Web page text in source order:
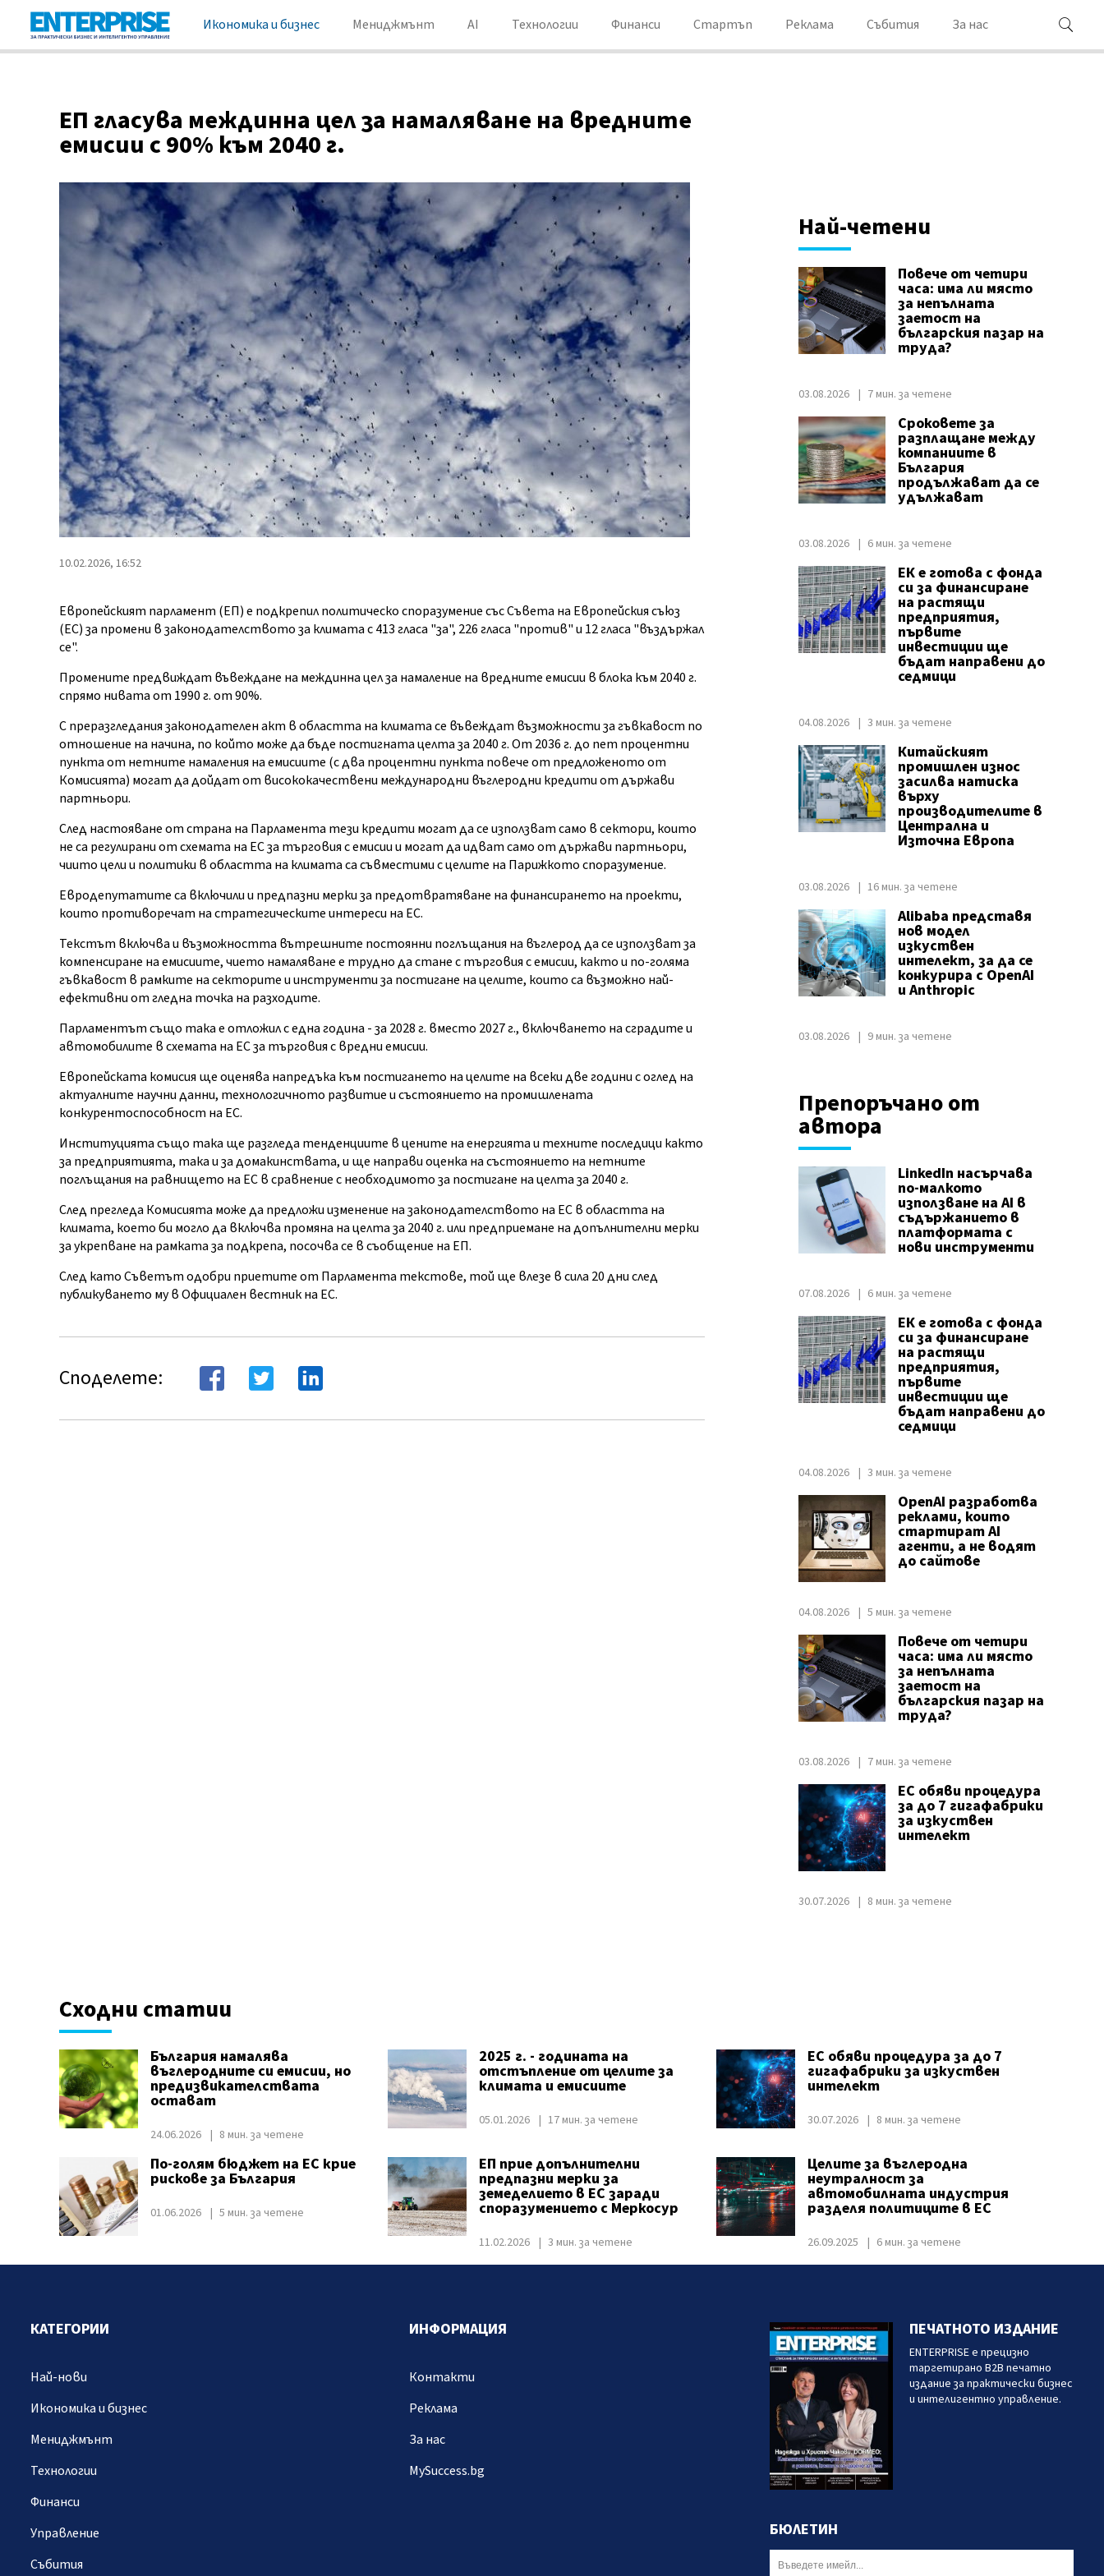
Икономика и бизнес Мениджмънт AI Технологии Финанси Стартъп Реклама Събития За нас
ЕП гласува междинна цел за намаляване на вредните
емисии с 90% към 2040 г.
10.02.2026, 16:52
Европейският парламент (ЕП) е подкрепил политическо споразумение със Съвета на Европейския съюз
(ЕС) за промени в законодателството за климата с 413 гласа "за", 226 гласа "против" и 12 гласа "въздържал
се".
Промените предвиждат въвеждане на междинна цел за намаление на вредните емисии в блока към 2040 г.
спрямо нивата от 1990 г. от 90%.
С преразгледания законодателен акт в областта на климата се въвеждат възможности за гъвкавост по
отношение на начина, по който може да бъде постигната целта за 2040 г. От 2036 г. до пет процентни
пункта от нетните намаления на емисиите (с два процентни пункта повече от предложеното от
Комисията) могат да дойдат от висококачествени международни въглеродни кредити от държави
партньори.
След настояване от страна на Парламента тези кредити могат да се използват само в сектори, които
не са регулирани от схемата на ЕС за търговия с емисии и могат да идват само от държави партньори,
чиито цели и политики в областта на климата са съвместими с целите на Парижкото споразумение.
Евродепутатите са включили и предпазни мерки за предотвратяване на финансирането на проекти,
които противоречат на стратегическите интереси на ЕС.
Текстът включва и възможността вътрешните постоянни поглъщания на въглерод да се използват за
компенсиране на емисиите, чието намаляване е трудно да стане с търговия с емисии, както и по-голяма
гъвкавост в рамките на секторите и инструменти за постигане на целите, които са възможно най-
ефективни от гледна точка на разходите.
Парламентът също така е отложил с една година - за 2028 г. вместо 2027 г., включването на сградите и
автомобилите в схемата на ЕС за търговия с вредни емисии.
Европейската комисия ще оценява напредъка към постигането на целите на всеки две години с оглед на
актуалните научни данни, технологичното развитие и състоянието на промишлената
конкурентоспособност на ЕС.
Институцията също така ще разгледа тенденциите в цените на енергията и техните последици както
за предприятията, така и за домакинствата, и ще направи оценка на състоянието на нетните
поглъщания на равнището на ЕС в сравнение с необходимото за постигане на целта за 2040 г.
След прегледа Комисията може да предложи изменение на законодателството на ЕС в областта на
климата, което би могло да включва промяна на целта за 2040 г. или предприемане на допълнителни мерки
за укрепване на рамката за подкрепа, посочва се в съобщение на ЕП.
След като Съветът одобри приетите от Парламента текстове, той ще влезе в сила 20 дни след
публикуването му в Официален вестник на ЕС.
Споделете:
Най-четени
Повече от четири
часа: има ли място
за непълната
заетост на
българския пазар на
труда?
03.08.2026 7 мин. за четене
Сроковете за
разплащане между
компаниите в
България
продължават да се
удължават
03.08.2026 6 мин. за четене
ЕК е готова с фонда
си за финансиране
на растящи
предприятия,
първите
инвестиции ще
бъдат направени до
седмици
04.08.2026 3 мин. за четене
Китайският
промишлен износ
засилва натиска
върху
производителите в
Централна и
Източна Европа
03.08.2026 16 мин. за четене
Alibaba представя
нов модел
изкуствен
интелект, за да се
конкурира с OpenAI
и Anthropic
03.08.2026 9 мин. за четене
Препоръчано от
автора
LinkedIn насърчава
по-малкото
използване на AI в
съдържанието в
платформата с
нови инструменти
07.08.2026 6 мин. за четене
ЕК е готова с фонда
си за финансиране
на растящи
предприятия,
първите
инвестиции ще
бъдат направени до
седмици
04.08.2026 3 мин. за четене
OpenAI разработва
реклами, които
стартират AI
агенти, а не водят
до сайтове
04.08.2026 5 мин. за четене
Повече от четири
часа: има ли място
за непълната
заетост на
българския пазар на
труда?
03.08.2026 7 мин. за четене
ЕС обяви процедура
за до 7 гигафабрики
за изкуствен
интелект
30.07.2026 8 мин. за четене
Сходни статии
България намалява
въглеродните си емисии, но
предизвикателствата
остават
24.06.2026 8 мин. за четене
2025 г. - годината на
отстъпление от целите за
климата и емисиите
05.01.2026 17 мин. за четене
ЕС обяви процедура за до 7
гигафабрики за изкуствен
интелект
30.07.2026 8 мин. за четене
По-голям бюджет на ЕС крие
рискове за България
01.06.2026 5 мин. за четене
ЕП прие допълнителни
предпазни мерки за
земеделието в ЕС заради
споразумението с Меркосур
11.02.2026 3 мин. за четене
Целите за въглеродна
неутралност за
автомобилната индустрия
разделя политиците в ЕС
26.09.2025 6 мин. за четене
КАТЕГОРИИ
Най-нови
Икономика и бизнес
Мениджмънт
Технологии
Финанси
Управление
Събития
ИНФОРМАЦИЯ
Контакти
Реклама
За нас
MySuccess.bg
ПЕЧАТНОТО ИЗДАНИЕ
ENTERPRISE е прецизно
таргетирано B2B печатно
издание за практически бизнес
и интелигентно управление.
БЮЛЕТИН